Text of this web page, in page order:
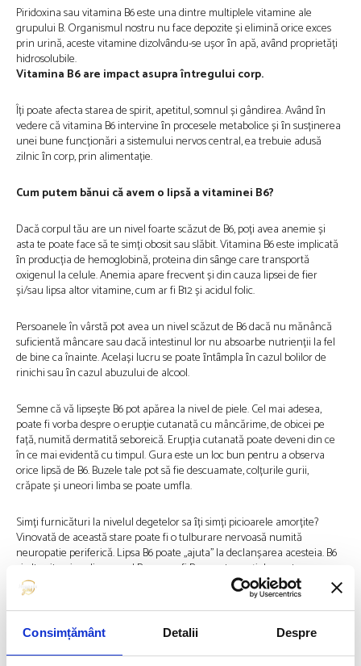
Consimțământ Detalii Despre
Piridoxina sau vitamina B6 este una dintre multiplele vitamine ale
grupului B. Organismul nostru nu face depozite și elimină orice exces
prin urină, aceste vitamine dizolvȃndu-se ușor ȋn apă, avȃnd proprietăți
hidrosolubile.
Vitamina B6 are impact asupra întregului corp.
Îți poate afecta starea de spirit, apetitul, somnul și gândirea. Avȃnd ȋn
vedere că vitamina B6 intervine ȋn procesele metabolice și ȋn susținerea
unei bune funcționări a sistemului nervos central, ea trebuie adusă
zilnic ȋn corp, prin alimentație.
Cum putem bănui că avem o lipsă a vitaminei B6?
Dacă corpul tău are un nivel foarte scăzut de B6, poți avea anemie și
asta te poate face să te simți obosit sau slăbit. Vitamina B6 este implicată
ȋn producția de hemoglobină, proteina din sȃnge care transportă
oxigenul la celule. Anemia apare frecvent și din cauza lipsei de fier
și/sau lipsa altor vitamine, cum ar fi B12 și acidul folic.
Persoanele în vârstă pot avea un nivel scăzut de B6 dacă nu mănâncă
suficientă mâncare sau dacă intestinul lor nu absoarbe nutrienții la fel
de bine ca înainte. Același lucru se poate ȋntȃmpla ȋn cazul bolilor de
rinichi sau ȋn cazul abuzului de alcool.
Semne că vă lipsește B6 pot apărea la nivel de piele. Cel mai adesea,
poate fi vorba despre o erupție cutanată cu mâncărime, de obicei pe
față, numită dermatită seboreică. Erupția cutanată poate deveni din ce
în ce mai evidentă cu timpul. Gura este un loc bun pentru a observa
orice lipsă de B6. Buzele tale pot să fie descuamate, colțurile gurii,
crăpate și uneori limba se poate umfla.
Simți furnicături la nivelul degetelor sa ȋți simți picioarele amorțite?
Vinovată de această stare poate fi o tulburare nervoasă numită
neuropatie periferică. Lipsa B6 poate ,,ajuta’’ la declanșarea acesteia. B6
și alte vitamine din grupul B, cum ar fi B12, sunt esențiale pentru a
menține nervii sănătoși.
de ani, lipsa acestei vitamine B6 ar putea fi motivul. Piridoxina este
esențială pentru sinteza dopaminei, serotoninei si a GABA,